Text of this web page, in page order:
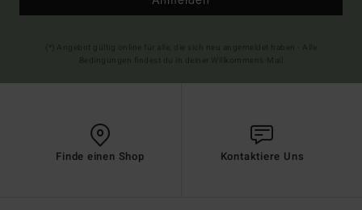
Finde einen Shop Kontaktiere Uns